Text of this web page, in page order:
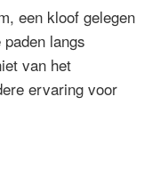
een kloof gelegen
langs
van het
ervaring voor